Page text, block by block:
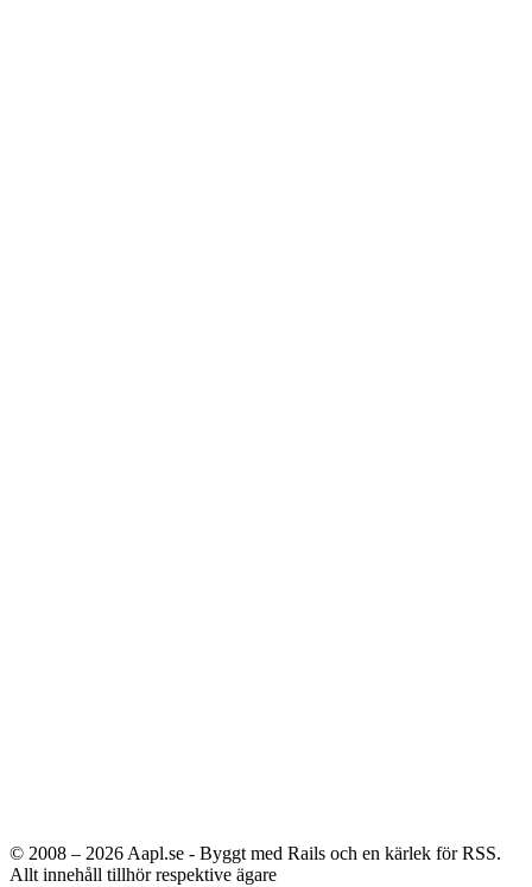
© 2008 – 2026 Aapl.se - Byggt med Rails och en kärlek för RSS.
Allt innehåll tillhör respektive ägare